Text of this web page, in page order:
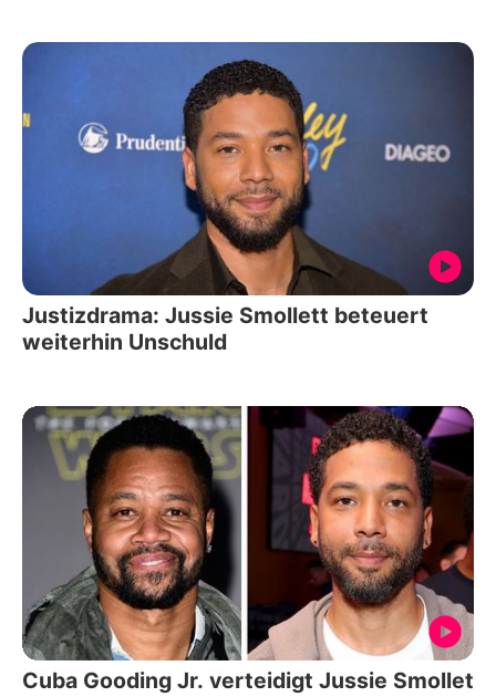
Justizdrama: Jussie Smollett beteuert
weiterhin Unschuld
Cuba Gooding Jr. verteidigt Jussie Smollet